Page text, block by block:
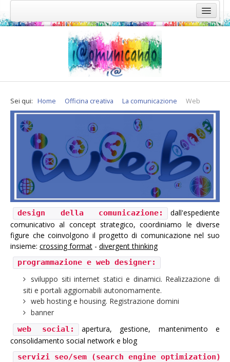
Officina creativa
La comunicazione
Integrata
Media relation
L'ufficio stampa
Web
Leggere il museo
Promozione enogastronomica
Su misura
La pubblicità
Grafica e multimedia
Advertising: la creatività prima di tutto
Il marketing
Copywriting
Il metodo
Sei qui: Home Officina creativa La comunicazione Web
design della comunicazione:
dall'espediente
comunicativo al concept strategico, coordiniamo le diverse
figure che coinvolgono il progetto di comunicazione nel suo
insieme: crossing format - divergent thinking
programmazione e web designer:
sviluppo siti internet statici e dinamici. Realizzazione di
siti e portali aggiornabili autonomamente.
web hosting e housing. Registrazione domini
banner
web social:
apertura, gestione, mantenimento e
consolidamento social network e blog
servizi seo/sem (search engine optimization):